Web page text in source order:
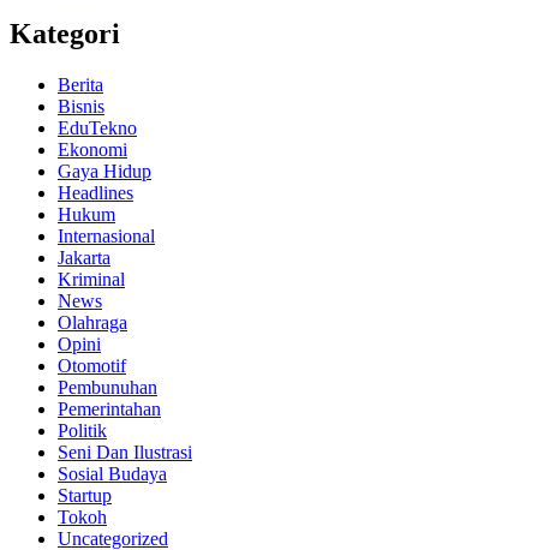
Kategori
Berita
Bisnis
EduTekno
Ekonomi
Gaya Hidup
Headlines
Hukum
Internasional
Jakarta
Kriminal
News
Olahraga
Opini
Otomotif
Pembunuhan
Pemerintahan
Politik
Seni Dan Ilustrasi
Sosial Budaya
Startup
Tokoh
Uncategorized